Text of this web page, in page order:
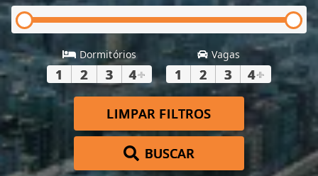
Dormitórios
1 2 3 4+
Vagas
1 2 3 4+
LIMPAR FILTROS
BUSCAR